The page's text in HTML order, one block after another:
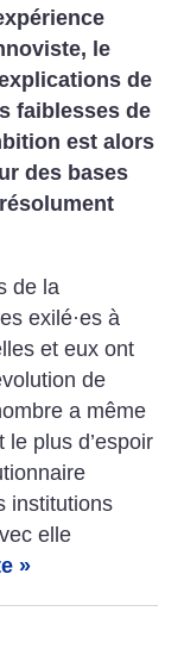
le
de
faiblesses de
est alors
des bases
de la
exilé·es à
et eux ont
de
a même
plus d’espoir
institutions
elle
»